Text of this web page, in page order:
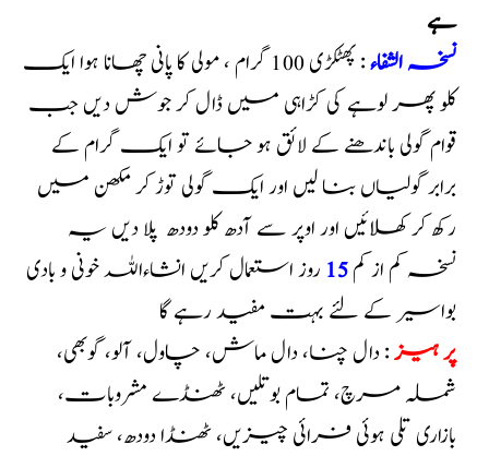
ہے
نسخہ الشفاء
: پھٹکڑی 100 گرام ، مولی کا پانی چھانا ہوا ایک
کلو پھر لوہے کی کڑاہی میں ڈال کر جوش دیں جب
قوام گولی باندھنے کے لائق ہو جائے تو ایک گرام کے
برابر گولیاں بنا لیں اور ایک گولی توڑ کر مکھن میں
رکھ کر کھلائیں اور اوپر سے آدھ کلو دودھ پلا دیں یہ
نسخہ کم از کم15 روز استعمال کریں انشاءاللہ خونی و بادی
بواسیر کے لئے بہت مفید رہے گا
پر ہیز: دال چنا، دال ماش، چاول، آلو، گوبھی،
شملہ مرچ، تمام بوتلیں، ٹھنڈے مشروبات،
بازاری تلی ہوئی فرائی چیزیں، ٹھنڈا دودھ، سفید